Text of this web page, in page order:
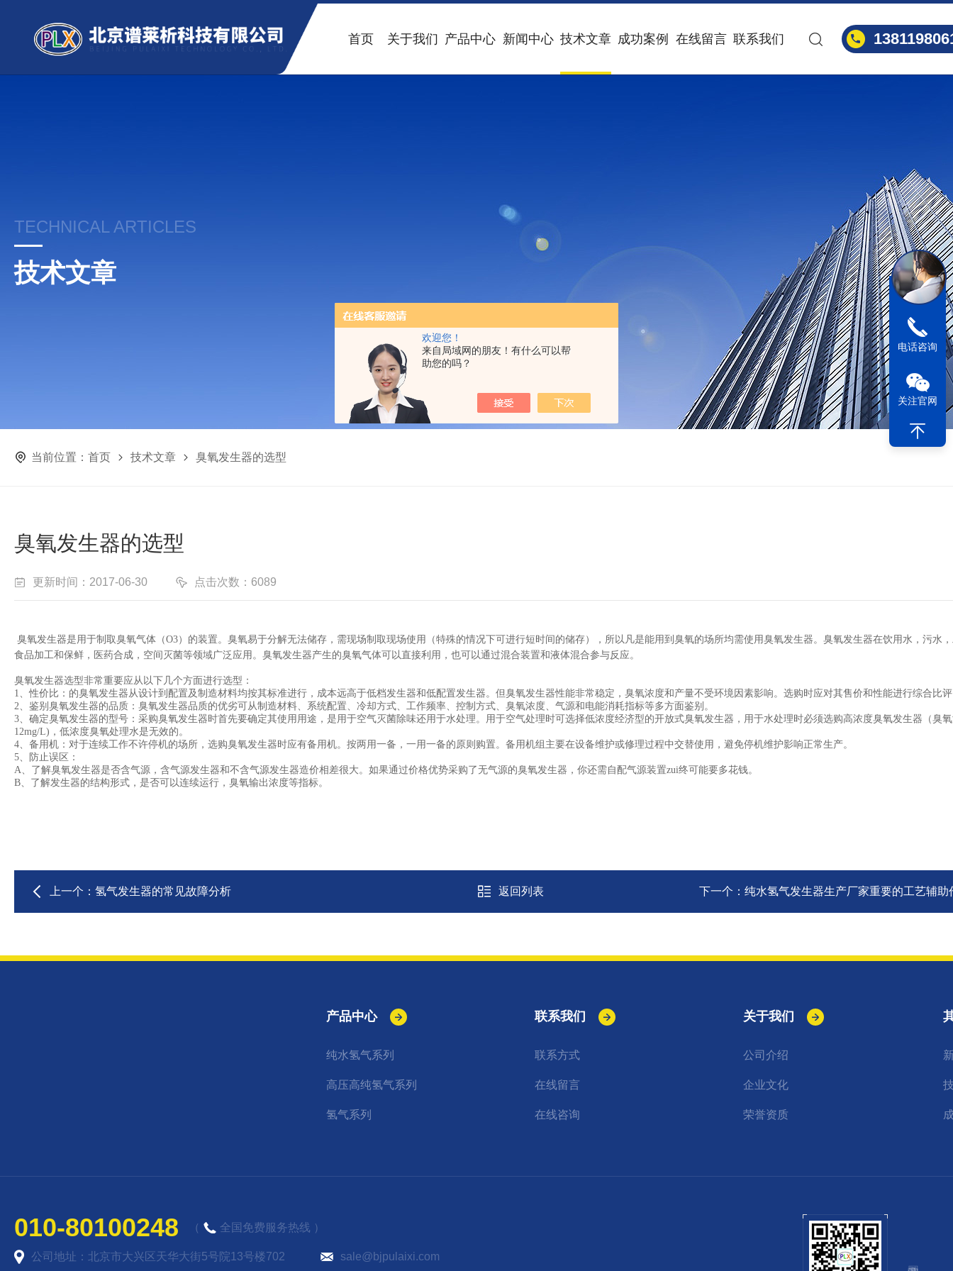
欢迎您！
来自局域网的朋友！有什么可以帮
助您的吗？
首页 关于我们 产品中心 新闻中心 技术文章 成功案例 在线留言 联系我们
TECHNICAL ARTICLES
技术文章
当前位置： 首页 技术文章 臭氧发生器的选型
臭氧发生器的选型
更新时间：2017-06-30 点击次数：6089
臭氧发生器是用于制取臭氧气体（O3）的装置。臭氧易于分解无法储存，需现场制取现场使用（特殊的情况下可进行短时间的储存），所以凡是能用到臭氧的场所均需使用臭氧发生器。臭氧发生器在饮用水，污水
食品加工和保鲜，医药合成，空间灭菌等领域广泛应用。臭氧发生器产生的臭氧气体可以直接利用，也可以通过混合装置和液体混合参与反应。
臭氧发生器选型非常重要应从以下几个方面进行选型：
1、性价比 ： 的臭氧发生器从设计到配置及制造材料均按其标准进行，成本远高于低档发生器和低配置发生器。但臭氧发生器性能非常稳定，臭氧浓度和产量不受环境因素影响。选购时应对其售价和性能进行综合比
2、鉴别臭氧发生器的品质 ： 臭氧发生器品质的优劣可从制造材料、系统配置、冷却方式、工作频率、控制方式、臭氧浓度、气源和电能消耗指标等多方面鉴别。
3、确定臭氧发生器的型号 ： 采购臭氧发生器时首先要确定其使用用途，是用于空气灭菌除味还用于水处理。用于空气处理时可选择低浓度经济型的开放式臭氧发生器，用于水处理时必须选购高浓度臭氧发生器（臭
12mg/L) ，低浓度臭氧处理水是无效的。
4、备用机 ： 对于连续工作不许停机的场所，选购臭氧发生器时应有备用机。按两用一备，一用一备的原则购置。备用机组主要在设备维护或修理过程中交替使用，避免停机维护影响正常生产。
5、防止误区 ：
A、了解臭氧发生器是否含气源，含气源发生器和不含气源发生器造价相差很大。如果通过价格优势采购了无气源的臭氧发生器，你还需自配气源装置zui终可能要多花钱。
B、了解发生器的结构形式，是否可以连续运行，臭氧输出浓度等指标。
上一个： 氢气发生器的常见故障分析 返回列表 下一个： 纯水氢气发生器生产厂家重要的工艺辅助
产品中心
纯水氢气系列
高压高纯氢气系列
氢气系列
联系我们
联系方式
在线留言
在线咨询
关于我们
公司介绍
企业文化
荣誉资质
010-80100248 （ 全国免费服务热线 ）
公司地址：北京市大兴区天华大街5号院13号楼702 sale@bjpulaixi.com
电话咨询
关注官网